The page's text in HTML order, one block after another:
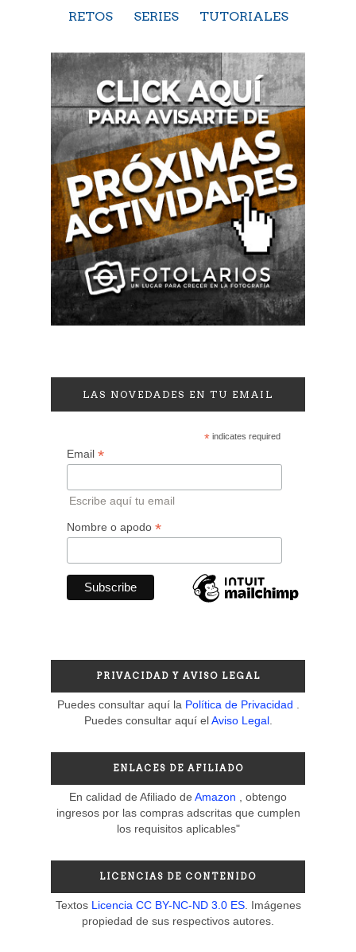
RETOS
SERIES TUTORIALES
LAS NOVEDADES EN TU EMAIL
*indicates required
Email *
Escribe aquí tu email
Nombre o apodo *
PRIVACIDAD Y AVISO LEGAL
Puedes consultar aquí la Política de Privacidad
Puedes consultar aquí elAviso Legal.
ENLACES DE AFILIADO
En calidad de Afiliado de Amazon
, obtengo
ingresos por las compras adscritas que cumplen
los requisitos aplicables"
LICENCIAS DE CONTENIDO
Textos Licencia CC BY-NC-ND 3.0 ES. Imágenes
propiedad de sus respectivos autores.